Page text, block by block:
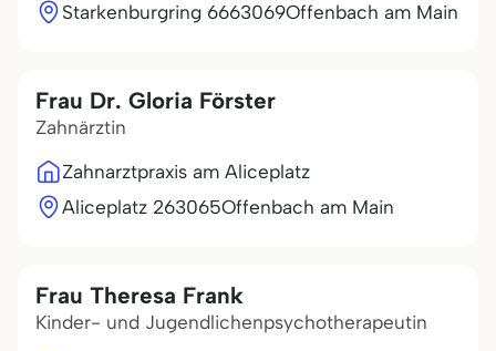
Starkenburgring 6663069Offenbach am Main
Frau Dr. Gloria Förster
Zahnärztin
Zahnarztpraxis am Aliceplatz
Aliceplatz 263065Offenbach am Main
Frau Theresa Frank
Kinder- und Jugendlichenpsychotherapeutin